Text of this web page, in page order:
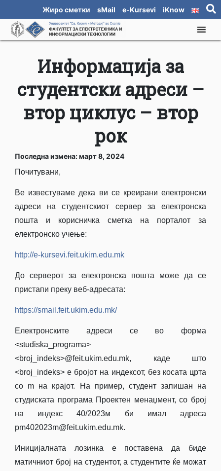
Жиро сметки sMail e-Kursevi iKnow
Информација за
студентски адреси –
втор циклус – втор
рок
Последна измена: март 8, 2024
Почитувани,
Ве известуваме дека ви се креирани електронски
адреси на студентскиoт сервер за електронска
пошта и корисничка сметка на порталот за
електронско учење:
http://e-kursevi.feit.ukim.edu.mk
До серверот за електронска пошта може да се
пристапи преку веб-адресата:
https://smail.feit.ukim.edu.mk/
Електронските адреси се во форма
<studiska_programa>
<broj_indeks>@feit.ukim.edu.mk, каде што
<broj_indeks> е бројот на индексот, без косата црта
со m на крајот. На пример, студент запишан на
студиската програма Проектен менаџмент, со број
на индекс 40/2023м би имал адреса
pm402023m@feit.ukim.edu.mk.
Иницијалната лозинка е поставена да биде
матичниот број на студентот, а студентите ќе можат